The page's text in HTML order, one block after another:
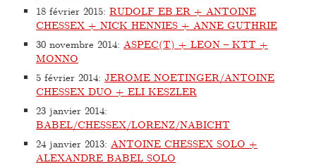
18 février 2015:RUDOLF EB.ER + ANTOINE
CHESSEX + NICK HENNIES + ANNE GUTHRIE
30 novembre 2014:ASPEC(T) + LEON – KTT +
MONNO
5 février 2014:JEROME NOETINGER/ANTOINE
CHESSEX DUO + ELI KESZLER
23 janvier 2014:
BABEL/CHESSEX/LORENZ/NABICHT
24 janvier 2013: ANTOINE CHESSEX SOLO +
ALEXANDRE BABEL SOLO